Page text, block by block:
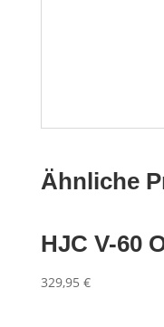
Ähnliche
HJC V-60
329,95 €